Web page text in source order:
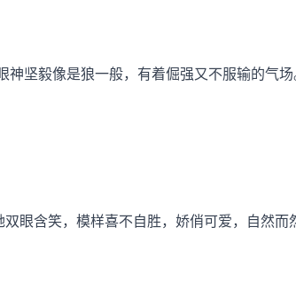
坚毅像是狼一般，有着倔强又不服输的气
眼含笑，模样喜不自胜，娇俏可爱，自然